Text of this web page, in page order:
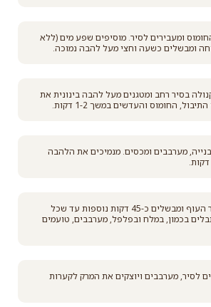
ומעבירים לסיר. מוסיפים שפע מים (ללא
ומבשלים כשעה וחצי מעל להבה נמוכה.
בסיר רחב ומטגנים מעל להבה בינונית את
החומוס והעדשים במשך 1-2 דקות.
מערבבים ומכסים. מנמיכים את הלהבה
יוצקים לסיר את ציר העוף ומבשלים כ-45 דקות נוספות עד שכל
בכמון, במלח ובפלפל, מערבבים, טועמים
לסיר, מערבבים ויוצקים את המרק לקערות